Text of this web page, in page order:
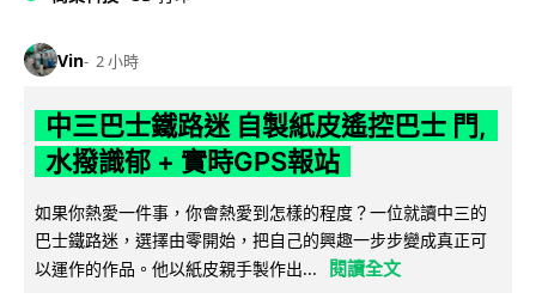
Vin 2 小時
中三巴士鐵路迷 自製紙皮遙控巴士 門,
水撥識郁 + 實時GPS報站
如果你熱愛一件事，你會熱愛到怎樣的程度？一位就讀中三的
巴士鐵路迷，選擇由零開始，把自己的興趣一步步變成真正可
以運作的作品。他以紙皮親手製作出...
閱讀全文